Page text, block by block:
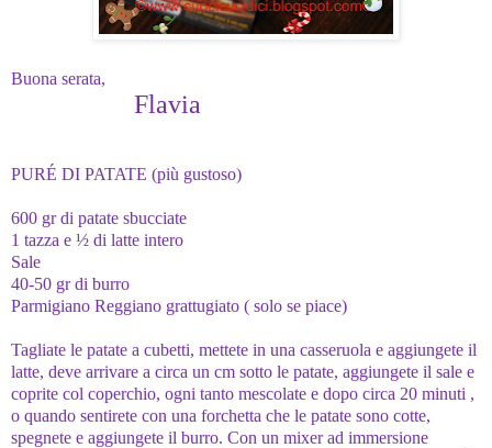
Buona serata,
Flavia
PURÉ DI PATATE (più gustoso)
600 gr di patate sbucciate
1 tazza e ½ di latte intero
Sale
40-50 gr di burro
Parmigiano Reggiano grattugiato ( solo se piace)
Tagliate le patate a cubetti, mettete in una casseruola e aggiungete il
latte, deve arrivare a circa un cm sotto le patate, aggiungete il sale e
coprite col coperchio, ogni tanto mescolate e dopo circa 20 minuti ,
o quando sentirete con una forchetta che le patate sono cotte,
spegnete e aggiungete il burro. Con un mixer ad immersione